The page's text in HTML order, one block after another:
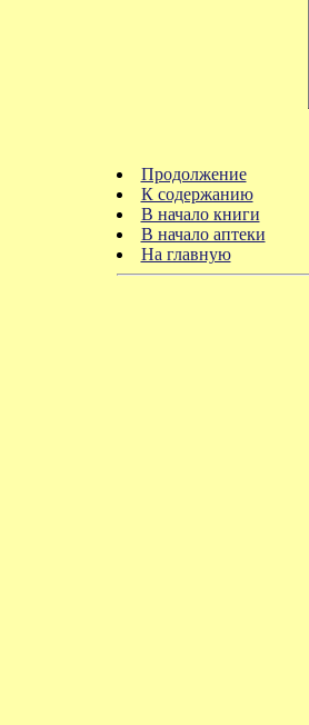
Продолжение
К содержанию
В начало книги
В начало аптеки
На главную